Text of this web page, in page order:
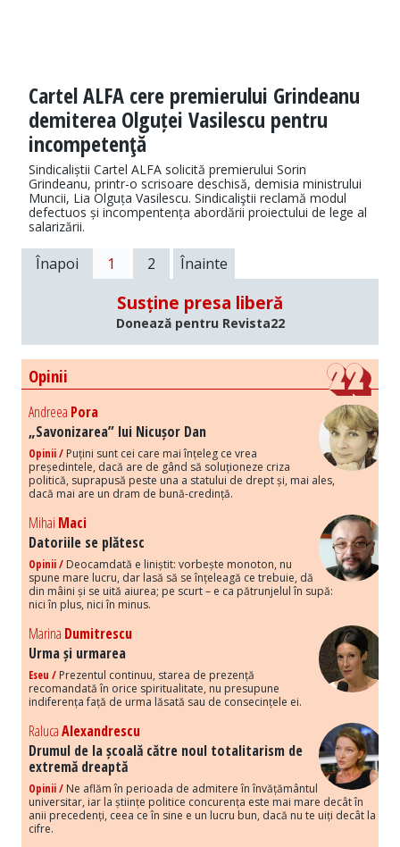
Cartel ALFA cere premierului Grindeanu
demiterea Olguței Vasilescu pentru
incompetenţă
Sindicaliștii Cartel ALFA solicită premierului Sorin
Grindeanu, printr-o scrisoare deschisă, demisia ministrului
Muncii, Lia Olguța Vasilescu. Sindicaliştii reclamă modul
defectuos și incompentența abordării proiectului de lege al
salarizării.
Înapoi 1 2 Înainte
Susține presa liberă
Donează pentru Revista22
Opinii
Andreea Pora
„Savonizarea” lui Nicușor Dan
Opinii / Puțini sunt cei care mai înțeleg ce vrea
președintele, dacă are de gând să soluționeze criza
politică, suprapusă peste una a statului de drept și, mai ales,
dacă mai are un dram de bună-credință.
Mihai Maci
Datoriile se plătesc
Opinii / Deocamdată e liniștit: vorbește monoton, nu
spune mare lucru, dar lasă să se înțeleagă ce trebuie, dă
din mâini și se uită aiurea; pe scurt – e ca pătrunjelul în supă:
nici în plus, nici în minus.
Marina Dumitrescu
Urma și urmarea
Eseu / Prezentul continuu, starea de prezență
recomandată în orice spiritualitate, nu presupune
indiferența față de urma lăsată sau de consecințele ei.
RalucaAlexandrescu
Drumul de la școală către noul totalitarism de
extremă dreaptă
Opinii / Ne aflăm în perioada de admitere în învățământul
universitar, iar la științe politice concurența este mai mare decât în
anii precedenți, ceea ce în sine e un lucru bun, dacă nu te uiți decât la
cifre.